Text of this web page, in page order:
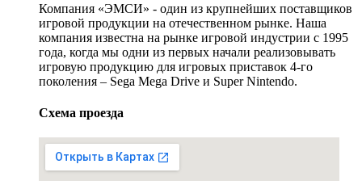
Компания «ЭМСИ» - один из крупнейших поставщиков
игровой продукции на отечественном рынке. Наша
компания известна на рынке игровой индустрии с 1995
года, когда мы одни из первых начали реализовывать
игровую продукцию для игровых приставок 4-го
поколения – Sega Mega Drive и Super Nintendo.
Схема проезда